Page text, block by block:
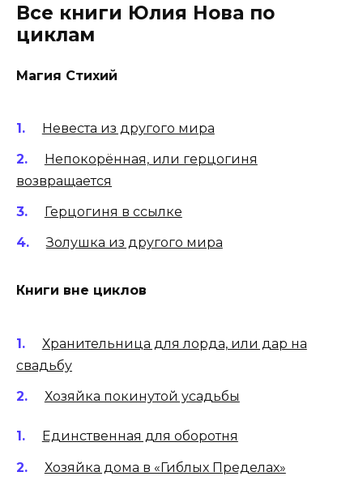
Все книги Юлия Нова по
циклам
Магия Стихий
Невеста из другого мира
Непокорённая, или герцогиня
возвращается
Герцогиня в ссылке
Золушка из другого мира
Книги вне циклов
Хранительница для лорда, или дар на
свадьбу
Хозяйка покинутой усадьбы
Единственная для оборотня
Хозяйка дома в «Гиблых Пределах»